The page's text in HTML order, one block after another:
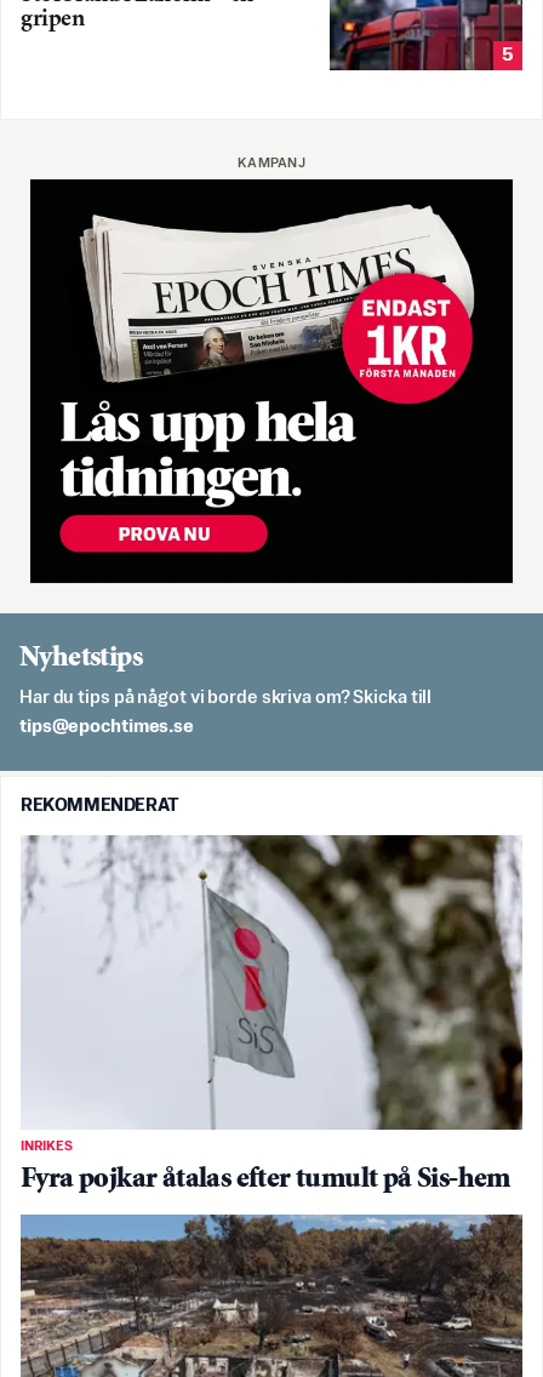
gripen
5
KAMPANJ
Nyhetstips
Har du tips på något vi borde skriva om? Skicka till
es.semithcope@spit
REKOMMENDERAT
INRIKES
Fyra pojkar åtalas efter tumult på Sis-hem